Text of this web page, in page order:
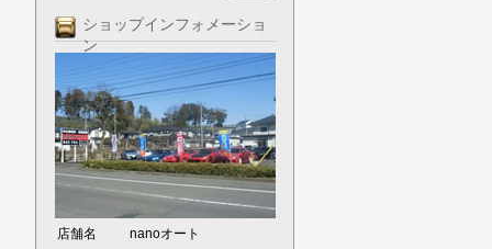
ショップインフォメーショ
ン
店舗名 nanoオート